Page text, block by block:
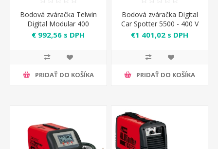
Bodová zváračka Telwin
Digital Modular 400
€ 992,56 s DPH
PRIDAŤ DO KOŠÍKA
Bodová zváračka Digital
Car Spotter 5500 - 400 V
Telwin
€1 401,02 s DPH
PRIDAŤ DO KOŠÍKA